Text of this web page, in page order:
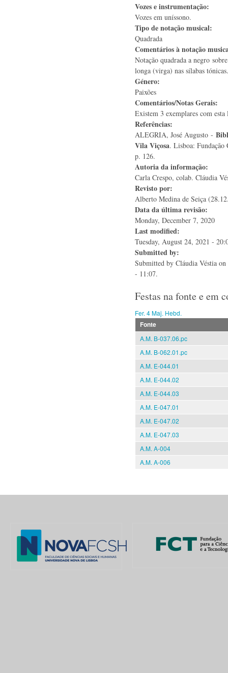
Vozes e instrumentação:
Vozes em uníssono.
Tipo de notação musical:
Quadrada
Comentários à notação
Notação quadrada a negro
longa (virga) nas sílabas tónicas.
Género:
Paixões
Comentários/Notas Gerais:
Existem 3 exemplares com
Referências:
ALEGRIA, José Augusto -
Vila Viçosa. Lisboa: Fundação
p. 126.
Autoria da informação:
Carla Crespo, colab. Cláudia
Revisto por:
Alberto Medina de Seiça
Data da última revisão:
Monday, December 7, 2020
Last modified:
Tuesday, August 24, 2021 -
Submitted by:
Submitted by Cláudia Véstia on
- 11:07.
Festas na fonte e em
Fer. 4 Maj. Hebd.
Fonte
A.M. B-037.06.pc
A.M. B-062.01.pc
A.M. E-044.01
A.M. E-044.02
A.M. E-044.03
A.M. E-047.01
A.M. E-047.02
A.M. E-047.03
A.M. A-004
A.M. A-006